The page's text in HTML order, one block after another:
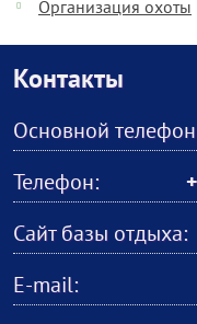
Организация охоты
Контакты
Основной
Телефон:
Сайт базы отдыха:
E-mail: